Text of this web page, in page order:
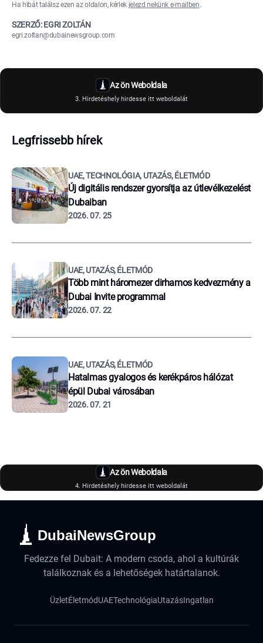
Ha hibát találsz ezen az oldalon, kérlek jelezd nekünk e-mailben.
SZERZŐ: EGRI ZOLTÁN
egri.zoltan@dubainewsgroup.com
Az ön Weboldala
3. Hirdetéshely hirdesse itt weboldalát
Legfrissebb hírek
UAE, TECHNOLÓGIA, UTAZÁS, ÉLETMÓD
Új digitális rendszer gyorsítja az útlevélkezelést
Dubaiban
2026. 07. 25
UAE, UTAZÁS, ÉLETMÓD
Több mint háromezer dirhamos kedvezmény a
Dubai Invite programmal
2026. 07. 22
UAE, UTAZÁS, ÉLETMÓD
Hatalmas gyalogos és kerékpáros hálózat
épül Dubai városában
2026. 07. 21
Az ön Weboldala
4. Hirdetéshely hirdesse itt weboldalát
DubaiNewsGroup
Fedezze fel Dubait: A modern csoda, ahol a kultúrák
találkoznak és a lehetőségek határtalanok.
ÜzletÉletmódUAETechnológiaUtazásIngatlan